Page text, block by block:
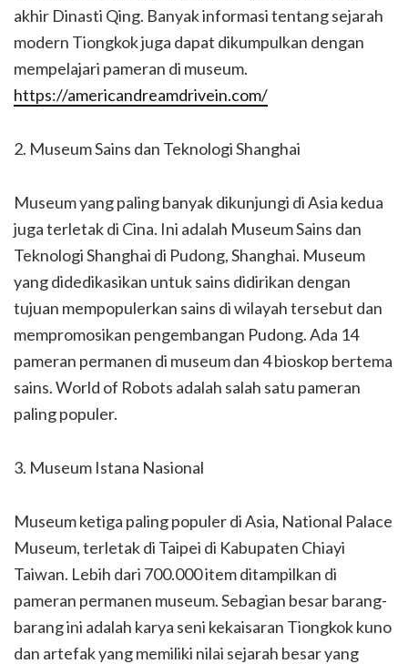
akhir Dinasti Qing. Banyak informasi tentang sejarah
modern Tiongkok juga dapat dikumpulkan dengan
mempelajari pameran di museum.
https://americandreamdrivein.com/
2. Museum Sains dan Teknologi Shanghai
Museum yang paling banyak dikunjungi di Asia kedua
juga terletak di Cina. Ini adalah Museum Sains dan
Teknologi Shanghai di Pudong, Shanghai. Museum
yang didedikasikan untuk sains didirikan dengan
tujuan mempopulerkan sains di wilayah tersebut dan
mempromosikan pengembangan Pudong. Ada 14
pameran permanen di museum dan 4 bioskop bertema
sains. World of Robots adalah salah satu pameran
paling populer.
3. Museum Istana Nasional
Museum ketiga paling populer di Asia, National Palace
Museum, terletak di Taipei di Kabupaten Chiayi
Taiwan. Lebih dari 700.000 item ditampilkan di
pameran permanen museum. Sebagian besar barang-
barang ini adalah karya seni kekaisaran Tiongkok kuno
dan artefak yang memiliki nilai sejarah besar yang